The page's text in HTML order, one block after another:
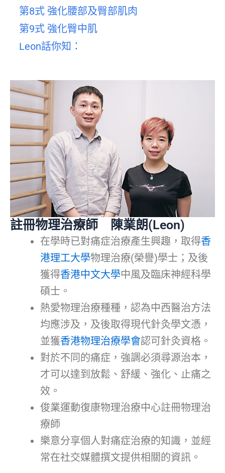
第8式 強化腰部及臀部肌肉
第9式 強化臀中肌
Leon話你知：
註冊物理治療師 陳業朗(Leon)
在學時已對痛症治療產生興趣，取得香
港理工大學物理治療(榮譽)學士；及後
獲得香港中文大學中風及臨床神經科學
碩士。
熱愛物理治療種種，認為中西醫治方法
均應涉及，及後取得現代針灸學文憑，
並獲香港物理治療學會認可針灸資格。
對於不同的痛症，強調必須尋源治本，
才可以達到放鬆、舒緩、強化、止痛之
效。
俊業運動復康物理治療中心註冊物理治
療師
樂意分享個人對痛症治療的知識，並經
常在社交媒體撰文提供相關的資訊。